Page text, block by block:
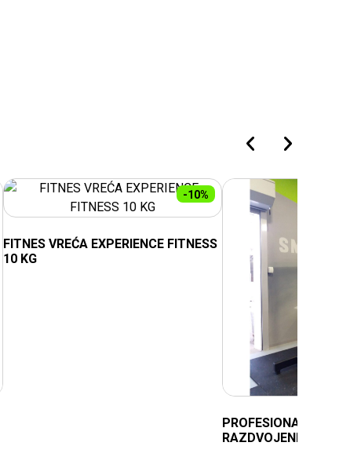
-10%
FITNES VREĆA EXPERIENCE FITNESS
10 KG
PROFESIONALNI
RAZDVOJENI